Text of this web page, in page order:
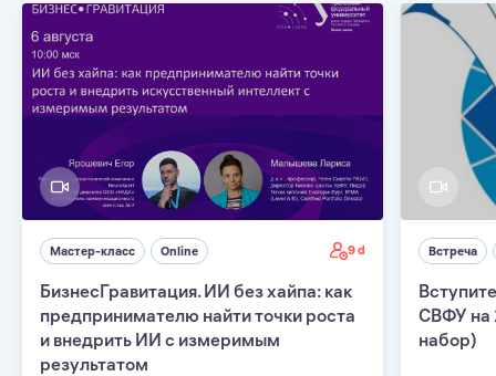
Мастер-класс Online 9 d
БизнесГравитация. ИИ без хайпа: как
предпринимателю найти точки роста
и внедрить ИИ с измеримым
результатом
Встреча
СВФУ на
набор)